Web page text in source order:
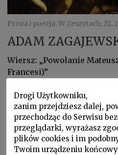
Proza i poezja, W Zeszytach, ZL
ADAM
Wiersz: „Powołanie
Francesi)”
Drogi Użytkowniku,
zanim przejdziesz dalej,
przechodząc do Serwisu
przeglądarki, wyrażasz
plików cookies i im
Twoim urządzeniu